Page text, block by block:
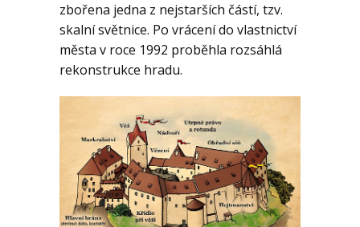
zbořena jedna z nejstarších částí, tzv.
skalní světnice. Po vrácení do vlastnictví
města v roce 1992 proběhla rozsáhlá
rekonstrukce hradu.